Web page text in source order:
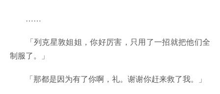
……
「列克星敦姐姐，你好厉害，只用了一招就把他们全
制服了。」
「那都是因为有了你啊，礼。谢谢你赶来救了我。」